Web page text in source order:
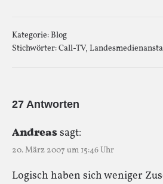
Kategorie:Blog
Stichwörter:Call-TV,
27 Antworten
Andreassagt:
20. März 2007 um 15:46 Uhr
Logisch haben sich weniger